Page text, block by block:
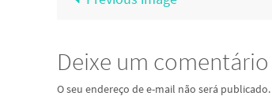
Deixe um comentário
O seu endereço de e-mail não será publicado.